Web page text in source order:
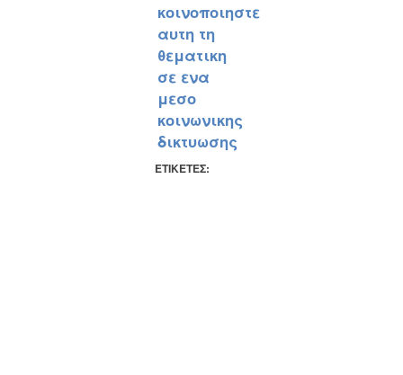
κοινοποιηστε
αυτη τη
θεματικη
σε ενα
μεσο
κοινωνικης
δικτυωσης
ΕΤΙΚΕΤΕΣ: